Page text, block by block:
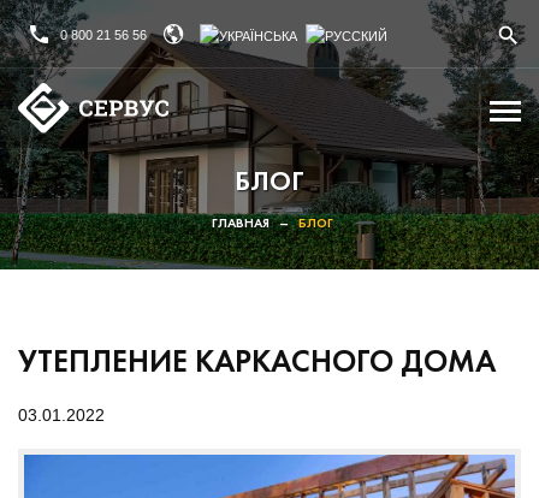
0 800 21 56 56
БЛОГ
ГЛАВНАЯ – БЛОГ
УТЕПЛЕНИЕ КАРКАСНОГО ДОМА
03.01.2022